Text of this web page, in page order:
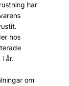
har
hos
år.
om